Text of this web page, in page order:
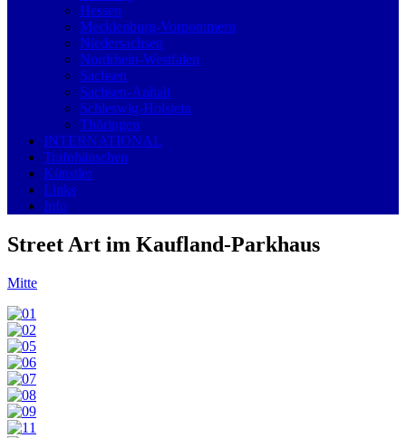
Hessen
Mecklenburg-Vorpommern
Niedersachsen
Nordrhein-Westfalen
Sachsen
Sachsen-Anhalt
Schleswig-Holstein
Thüringen
INTERNATIONAL
Trafohäuschen
Künstler
Links
Info
Street Art im Kaufland-Parkhaus
Mitte